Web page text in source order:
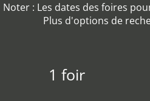
Noter : Les dates des foires
Plus d'options de
1 foir